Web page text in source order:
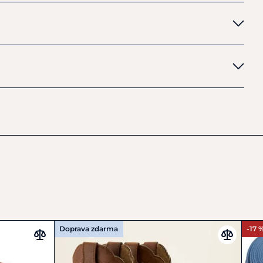
Doprava zdarma -17